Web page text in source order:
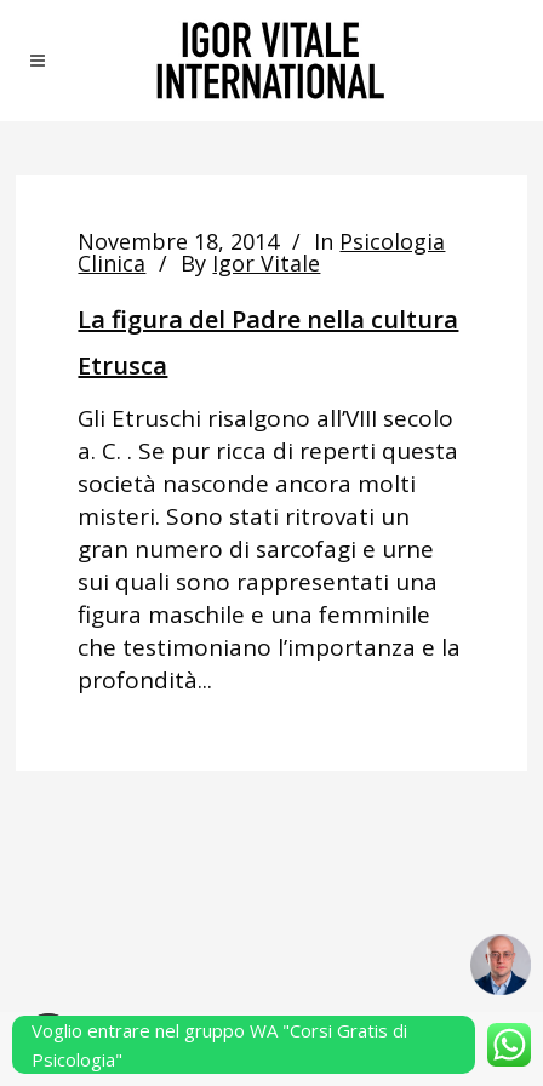
Novembre 18, 2014 In Psicologia
Clinica By Igor Vitale
La figura del Padre nella cultura
Etrusca
Gli Etruschi risalgono all’VIII secolo
a. C. . Se pur ricca di reperti questa
società nasconde ancora molti
misteri. Sono stati ritrovati un
gran numero di sarcofagi e urne
sui quali sono rappresentati una
figura maschile e una femminile
che testimoniano l’importanza e la
profondità...
Powered by Performarsi S.a.s.
Voglio entrare nel gruppo WA "Corsi Gratis di
Psicologia"